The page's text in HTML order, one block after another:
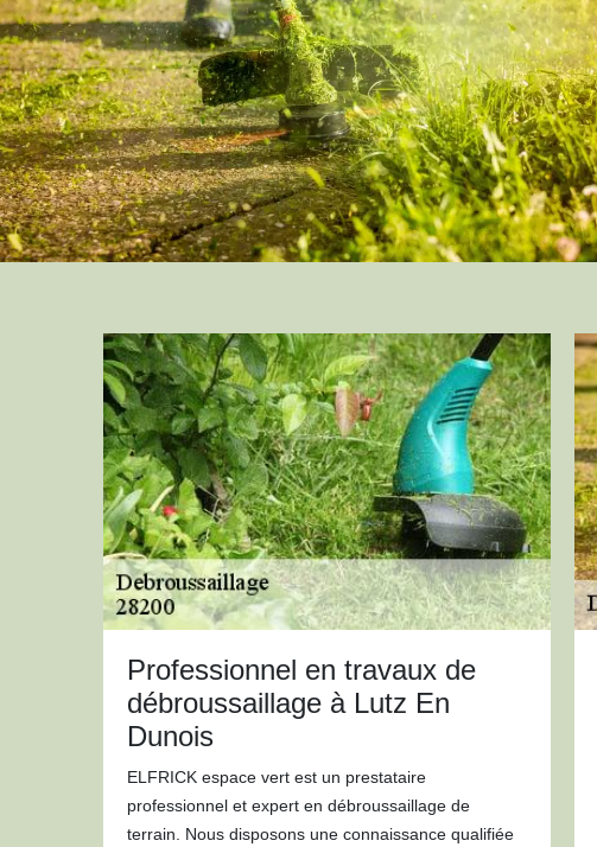
Professionnel en travaux de
débroussaillage à Lutz En
Dunois
ELFRICK espace vert est un prestataire
professionnel et expert en débroussaillage de
terrain. Nous disposons une connaissance qualifiée